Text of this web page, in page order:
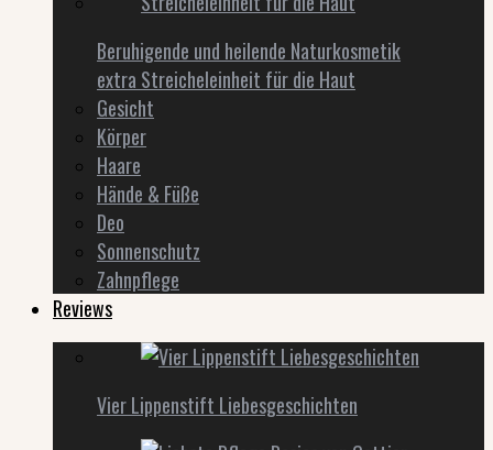
Beruhigende und heilende Naturkosmetik
extra Streicheleinheit für die Haut
Gesicht
Körper
Haare
Hände & Füße
Deo
Sonnenschutz
Zahnpflege
Reviews
Vier Lippenstift Liebesgeschichten